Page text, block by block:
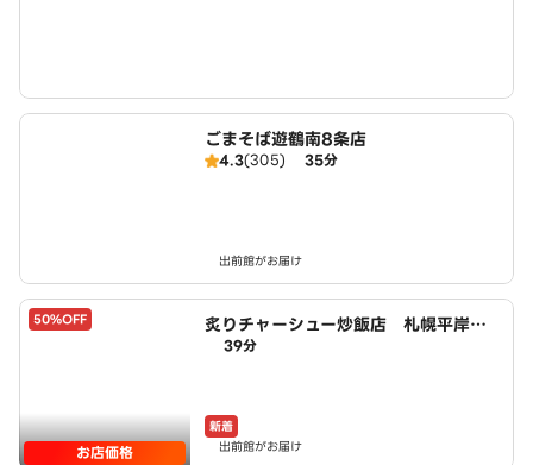
ごまそば遊鶴南8条店
4.3(305) 35分
出前館がお届け
50%OFF
お店価格
炙りチャーシュー炒飯店 札幌平岸３
条店 powered by LAWSON
39分
新着
出前館がお届け